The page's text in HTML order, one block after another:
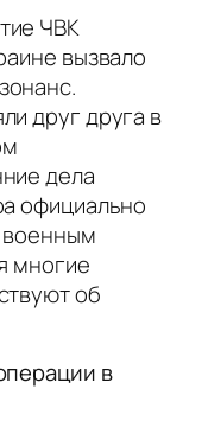
ЧВК
вызвало
друг друга в
дела
официально
военным
многие
об
в